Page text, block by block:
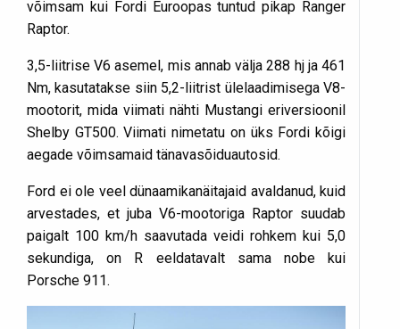
võimsam kui Fordi Euroopas tuntud pikap Ranger
Raptor.
3,5-liitrise V6 asemel, mis annab välja 288 hj ja 461
Nm, kasutatakse siin 5,2-liitrist ülelaadimisega V8-
mootorit, mida viimati nähti Mustangi eriversioonil
Shelby GT500. Viimati nimetatu on üks Fordi kõigi
aegade võimsamaid tänavasõiduautosid.
Ford ei ole veel dünaamikanäitajaid avaldanud, kuid
arvestades, et juba V6-mootoriga Raptor suudab
paigalt 100 km/h saavutada veidi rohkem kui 5,0
sekundiga, on R eeldatavalt sama nobe kui
Porsche 911.